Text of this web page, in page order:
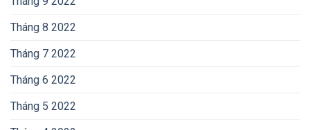
Tháng 8 2022
Tháng 7 2022
Tháng 6 2022
Tháng 5 2022